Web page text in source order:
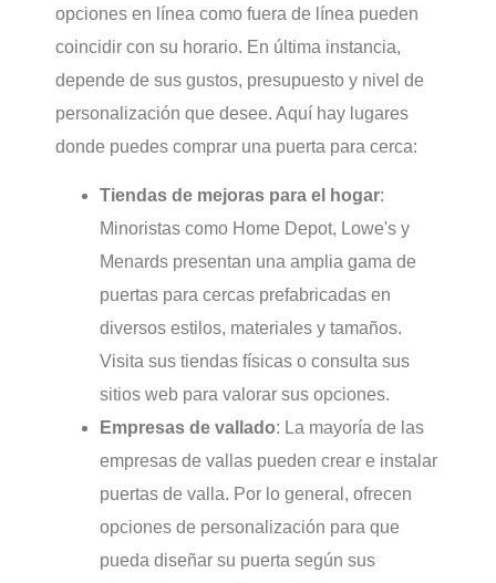
opciones en línea como fuera de línea pueden
coincidir con su horario. En última instancia,
depende de sus gustos, presupuesto y nivel de
personalización que desee. Aquí hay lugares
donde puedes comprar una puerta para cerca:
Tiendas de mejoras para el hogar:
Minoristas como Home Depot, Lowe's y
Menards presentan una amplia gama de
puertas para cercas prefabricadas en
diversos estilos, materiales y tamaños.
Visita sus tiendas físicas o consulta sus
sitios web para valorar sus opciones.
Empresas de vallado: La mayoría de las
empresas de vallas pueden crear e instalar
puertas de valla. Por lo general, ofrecen
opciones de personalización para que
pueda diseñar su puerta según sus